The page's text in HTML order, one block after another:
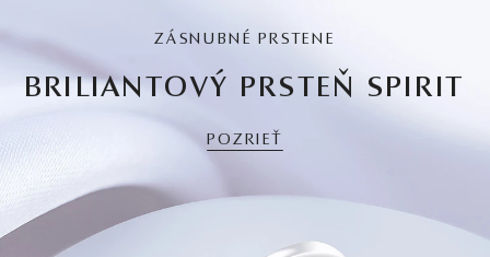
ZÁSNUBNÉ PRSTENE
BRILIANTOVÝ PRSTEŇ SPIRIT
POZRIEŤ